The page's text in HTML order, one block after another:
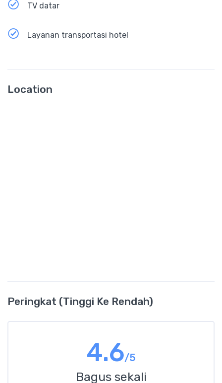
TV datar
Layanan transportasi hotel
Location
Peringkat (Tinggi Ke Rendah)
4.6/5
Bagus sekali